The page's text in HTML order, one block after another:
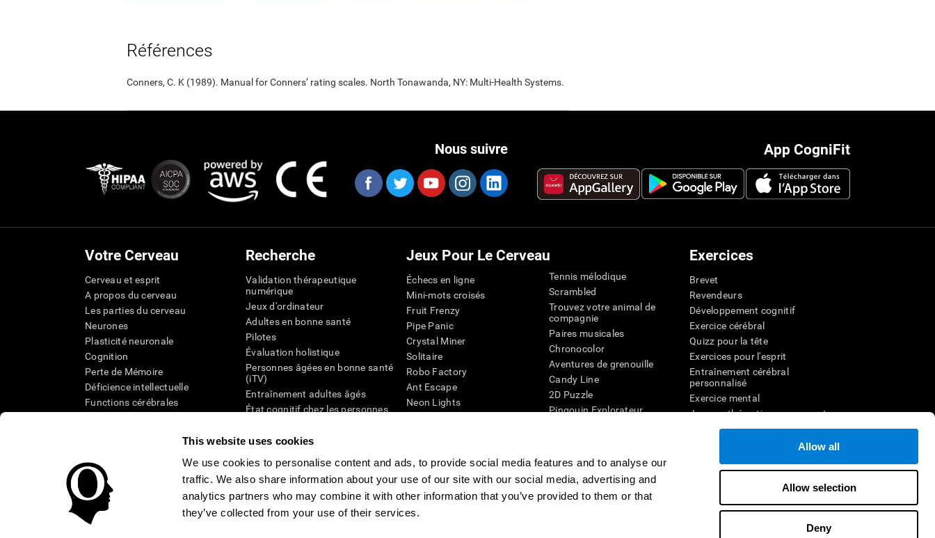
This website uses cookies
We use cookies to personalise content and ads, to provide social media features and to analyse our
traffic. We also share information about your use of our site with our social media, advertising and
analytics partners who may combine it with other information that you’ve provided to them or that
they’ve collected from your use of their services.
Allow all
Allow selection
Deny
Références
Conners, C. K (1989). Manual for Conners’ rating scales. North Tonawanda, NY: Multi-Health Systems.
App CogniFit
Nous suivre
Votre Cerveau
Cerveau et esprit
A propos du cerveau
Les parties du cerveau
Neurones
Plasticité neuronale
Cognition
Perte de Mémoire
Déficience intellectuelle
Functions cérébrales
Recherche
Validation thérapeutique
numérique
Jeux d'ordinateur
Adultes en bonne santé
Pilotes
Évaluation holistique
Personnes âgées en bonne santé
(iTV)
Entraînement adultes âgés
État cognitif chez les personnes
Révision systémique
Jeux Pour Le Cerveau
Échecs en ligne
Mini-mots croisés
Fruit Frenzy
Pipe Panic
Crystal Miner
Solitaire
Robo Factory
Ant Escape
Neon Lights
Space Rescue
Chaos mathématique
Course de billes
Tennis mélodique
Scrambled
Trouvez votre animal de
compagnie
Paires musicales
Chronocolor
Aventures de grenouille
Candy Line
2D Puzzle
Pingouin Explorateur
Jeux d'agilité mentale
Jeux en ligne pour la
mémoire
Jeux pour le cerveau
Exercices
Brevet
Revendeurs
Développement cognitif
Exercice cérébral
Quizz pour la tête
Exercices pour l'esprit
Entraînement cérébral
personnalisé
Exercice mental
Jeux mathématiques amusants
Compréhension de lecture
Batailles cérébrales
Test de QI